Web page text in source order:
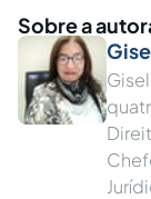
Sobre a